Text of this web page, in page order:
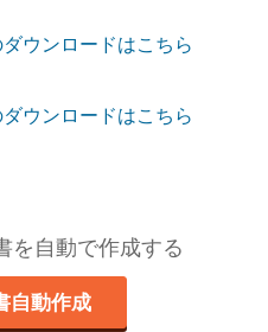
ウンロードはこちら
ウンロードはこちら
を自動で作成する
自動作成